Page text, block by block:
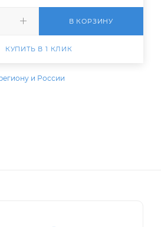
В КОРЗИНУ
КУПИТЬ В 1 КЛИК
и России